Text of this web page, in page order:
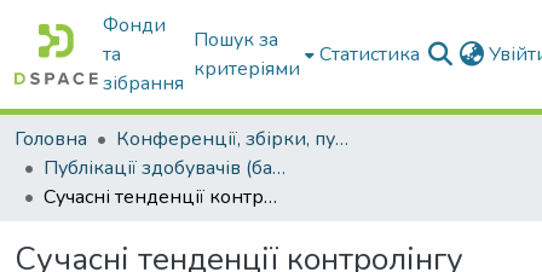
Фонди
та
зібрання
Пошук за
критеріями
Статистика
Головна
Конференції, збірки, публікації молодих вчених і здобувачів : магістрів, бакалаврів, аспірантів.
Публікації здобувачів (бакалаврів. магістрів, аспірантів)
Сучасні тенденції контролінгу персоналу в Україні
Сучасні тенденції контролінгу